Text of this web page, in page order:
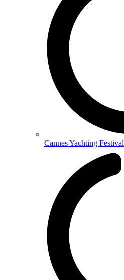
Cannes Yachting Festival